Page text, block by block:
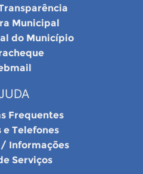
Municipal
do Município
Frequentes
e Telefones
Informações
Serviços